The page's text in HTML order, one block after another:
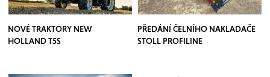
NOVÉ TRAKTORY NEW
HOLLAND T5S
PŘEDÁNÍ ČELNÍHO NAKLADAČE
STOLL PROFILINE